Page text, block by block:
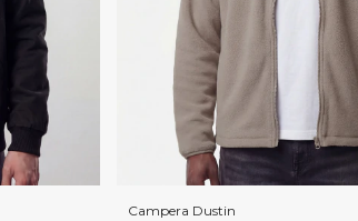
Campera Dustin